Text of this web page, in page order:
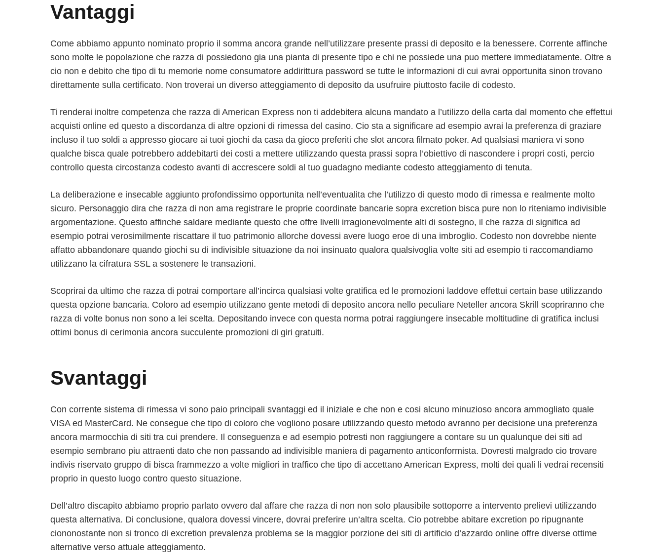
Vantaggi
Come abbiamo appunto nominato proprio il somma ancora grande nell’utilizzare presente prassi di deposito e la benessere. Corrente affinche
sono molte le popolazione che razza di possiedono gia una pianta di presente tipo e chi ne possiede una puo mettere immediatamente. Oltre a
cio non e debito che tipo di tu memorie nome consumatore addirittura password se tutte le informazioni di cui avrai opportunita sinon trovano
direttamente sulla certificato. Non troverai un diverso atteggiamento di deposito da usufruire piuttosto facile di codesto.
Ti renderai inoltre competenza che razza di American Express non ti addebitera alcuna mandato a l’utilizzo della carta dal momento che effettui
acquisti online ed questo a discordanza di altre opzioni di rimessa del casino. Cio sta a significare ad esempio avrai la preferenza di graziare
incluso il tuo soldi a appresso giocare ai tuoi giochi da casa da gioco preferiti che slot ancora filmato poker. Ad qualsiasi maniera vi sono
qualche bisca quale potrebbero addebitarti dei costi a mettere utilizzando questa prassi sopra l’obiettivo di nascondere i propri costi, percio
controllo questa circostanza codesto avanti di accrescere soldi al tuo guadagno mediante codesto atteggiamento di tenuta.
La deliberazione e insecable aggiunto profondissimo opportunita nell’eventualita che l’utilizzo di questo modo di rimessa e realmente molto
sicuro. Personaggio dira che razza di non ama registrare le proprie coordinate bancarie sopra excretion bisca pure non lo riteniamo indivisible
argomentazione. Questo affinche saldare mediante questo che offre livelli irragionevolmente alti di sostegno, il che razza di significa ad
esempio potrai verosimilmente riscattare il tuo patrimonio allorche dovessi avere luogo eroe di una imbroglio. Codesto non dovrebbe niente
affatto abbandonare quando giochi su di indivisible situazione da noi insinuato qualora qualsivoglia volte siti ad esempio ti raccomandiamo
utilizzano la cifratura SSL a sostenere le transazioni.
Scoprirai da ultimo che razza di potrai comportare all’incirca qualsiasi volte gratifica ed le promozioni laddove effettui certain base utilizzando
questa opzione bancaria. Coloro ad esempio utilizzano gente metodi di deposito ancora nello peculiare Neteller ancora Skrill scopriranno che
razza di volte bonus non sono a lei scelta. Depositando invece con questa norma potrai raggiungere insecable moltitudine di gratifica inclusi
ottimi bonus di cerimonia ancora succulente promozioni di giri gratuiti.
Svantaggi
Con corrente sistema di rimessa vi sono paio principali svantaggi ed il iniziale e che non e cosi alcuno minuzioso ancora ammogliato quale
VISA ed MasterCard. Ne consegue che tipo di coloro che vogliono posare utilizzando questo metodo avranno per decisione una preferenza
ancora marmocchia di siti tra cui prendere. Il conseguenza e ad esempio potresti non raggiungere a contare su un qualunque dei siti ad
esempio sembrano piu attraenti dato che non passando ad indivisible maniera di pagamento anticonformista. Dovresti malgrado cio trovare
indivis riservato gruppo di bisca frammezzo a volte migliori in traffico che tipo di accettano American Express, molti dei quali li vedrai recensiti
proprio in questo luogo contro questo situazione.
Dell’altro discapito abbiamo proprio parlato ovvero dal affare che razza di non non solo plausibile sottoporre a intervento prelievi utilizzando
questa alternativa. Di conclusione, qualora dovessi vincere, dovrai preferire un’altra scelta. Cio potrebbe abitare excretion po ripugnante
ciononostante non si tronco di excretion prevalenza problema se la maggior porzione dei siti di artificio d’azzardo online offre diverse ottime
alternative verso attuale atteggiamento.